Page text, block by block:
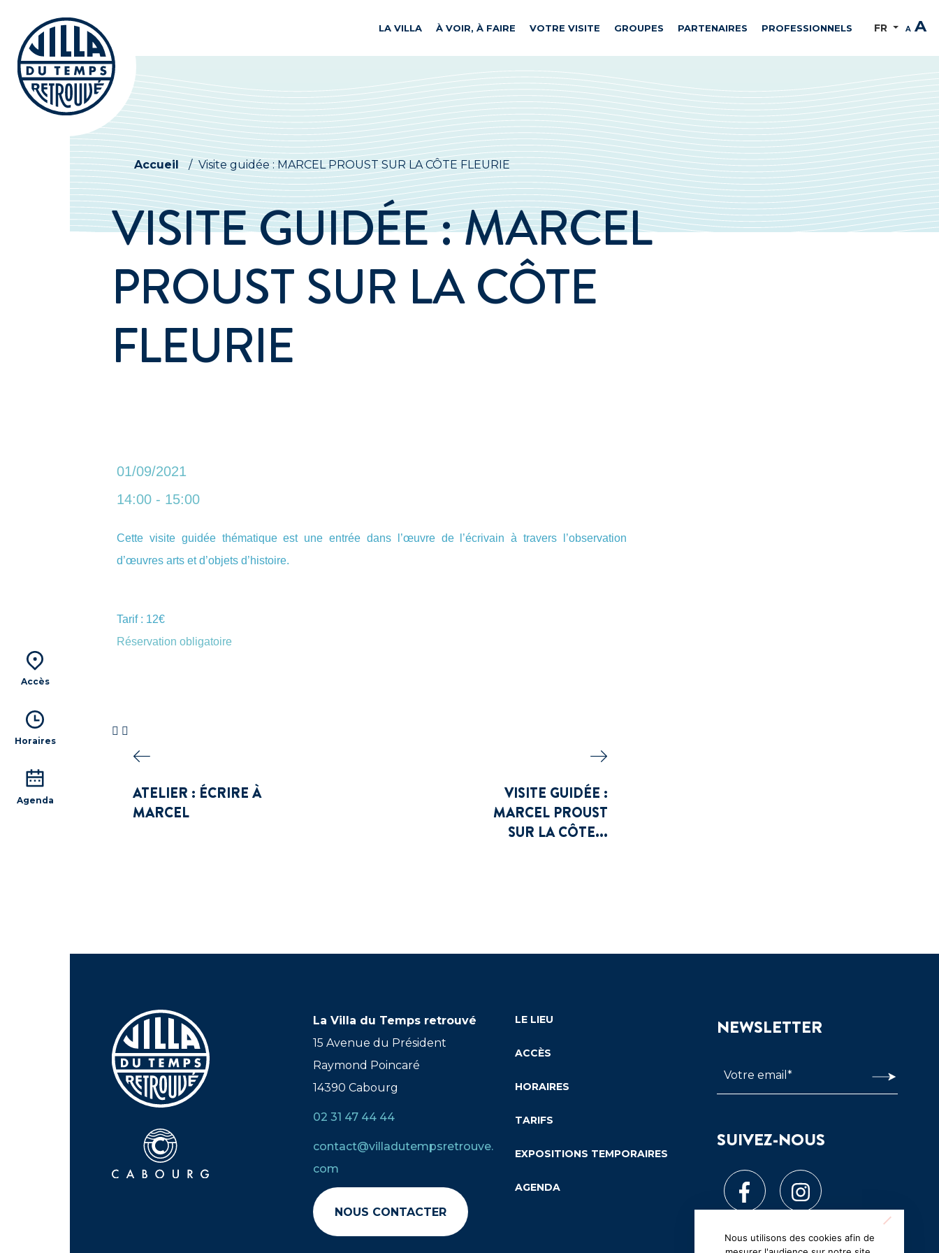
LA VILLA À VOIR, À FAIRE VOTRE VISITE GROUPES PARTENAIRES PROFESSIONNELS FR A A
Accueil / Visite guidée : MARCEL PROUST SUR LA CÔTE FLEURIE
VISITE GUIDÉE : MARCEL
PROUST SUR LA CÔTE
FLEURIE
01/09/2021
14:00 - 15:00
Cette visite guidée thématique est une entrée dans l’œuvre de l’écrivain à travers l’observation
d’œuvres arts et d’objets d’histoire.
Tarif : 12€
Réservation obligatoire
ATELIER : ÉCRIRE À
MARCEL
VISITE GUIDÉE :
MARCEL PROUST
SUR LA CÔTE...
La Villa du Temps retrouvé
15 Avenue du Président
Raymond Poincaré
14390 Cabourg
02 31 47 44 44
contact@villadutempsretrouve.
com
NOUS CONTACTER
LE LIEU
ACCÈS
HORAIRES
TARIFS
EXPOSITIONS TEMPORAIRES
AGENDA
NEWSLETTER
SUIVEZ-NOUS
Accès
Horaires
Agenda
Nous utilisons des cookies afin de